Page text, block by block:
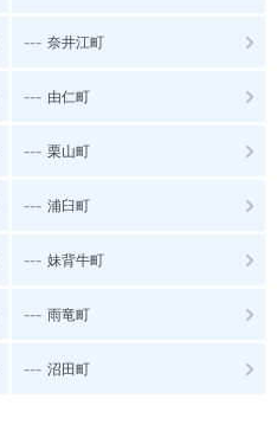
--- 奈井江町
--- 由仁町
--- 栗山町
--- 浦臼町
--- 妹背牛町
--- 雨竜町
--- 沼田町